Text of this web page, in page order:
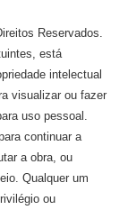
Reservados.
está
intelectual
visualizar ou fazer
uso pessoal.
continuar a
a obra, ou
Qualquer um
ou